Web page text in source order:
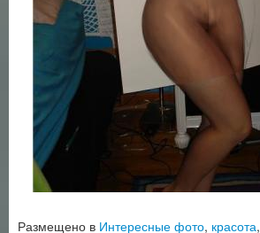
Размещено в Интересные фото, красота,